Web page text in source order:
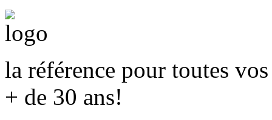
la référence pour toutes
+ de 30 ans!